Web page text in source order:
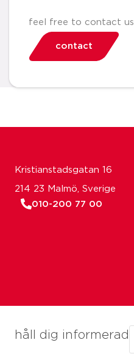
feel free to contact us
contact
håll dig informerad
Kristianstadsgatan 16
214 23 Malmö, Sverige
010-200 77 00